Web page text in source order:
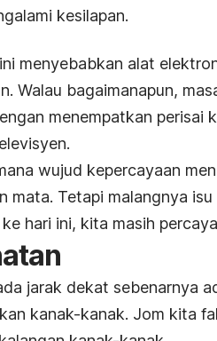
kesilapan.
menyebabkan alat
Walau bagaimanapun,
menempatkan perisai
wujud kepercayaan
mata. Tetapi malangnya
hari ini, kita masih
jarak dekat sebenarnya
kanak-kanak. Jom kita